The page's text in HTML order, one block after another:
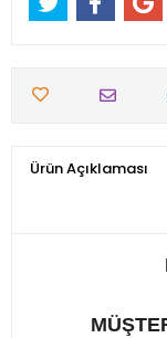
Ürün Açıklaması